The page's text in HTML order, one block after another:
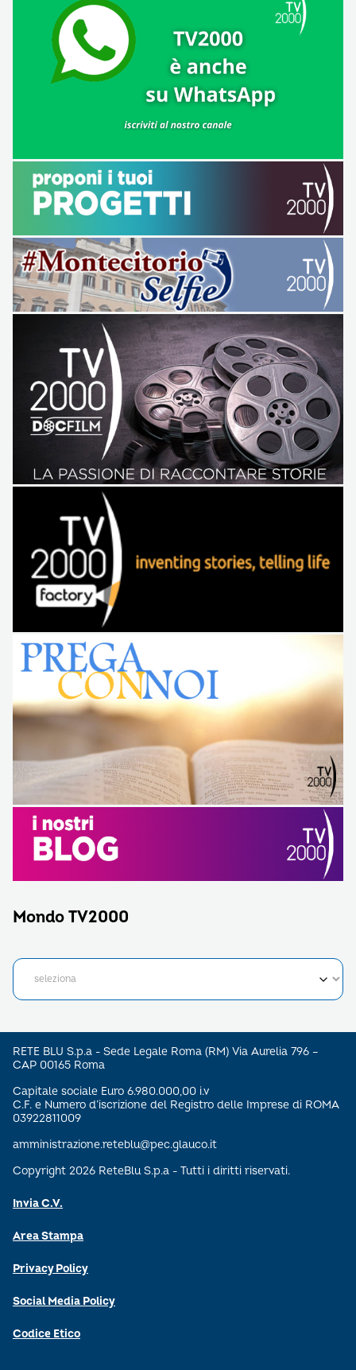
Mondo TV2000
RETE BLU S.p.a - Sede Legale Roma (RM) Via Aurelia 796 –
CAP 00165 Roma
Capitale sociale Euro 6.980.000,00 i.v
C.F. e Numero d’iscrizione del Registro delle Imprese di ROMA
03922811009
amministrazione.reteblu@pec.glauco.it
Copyright 2026 ReteBlu S.p.a - Tutti i diritti riservati.
Invia C.V.
Area Stampa
Privacy Policy
Social Media Policy
Codice Etico